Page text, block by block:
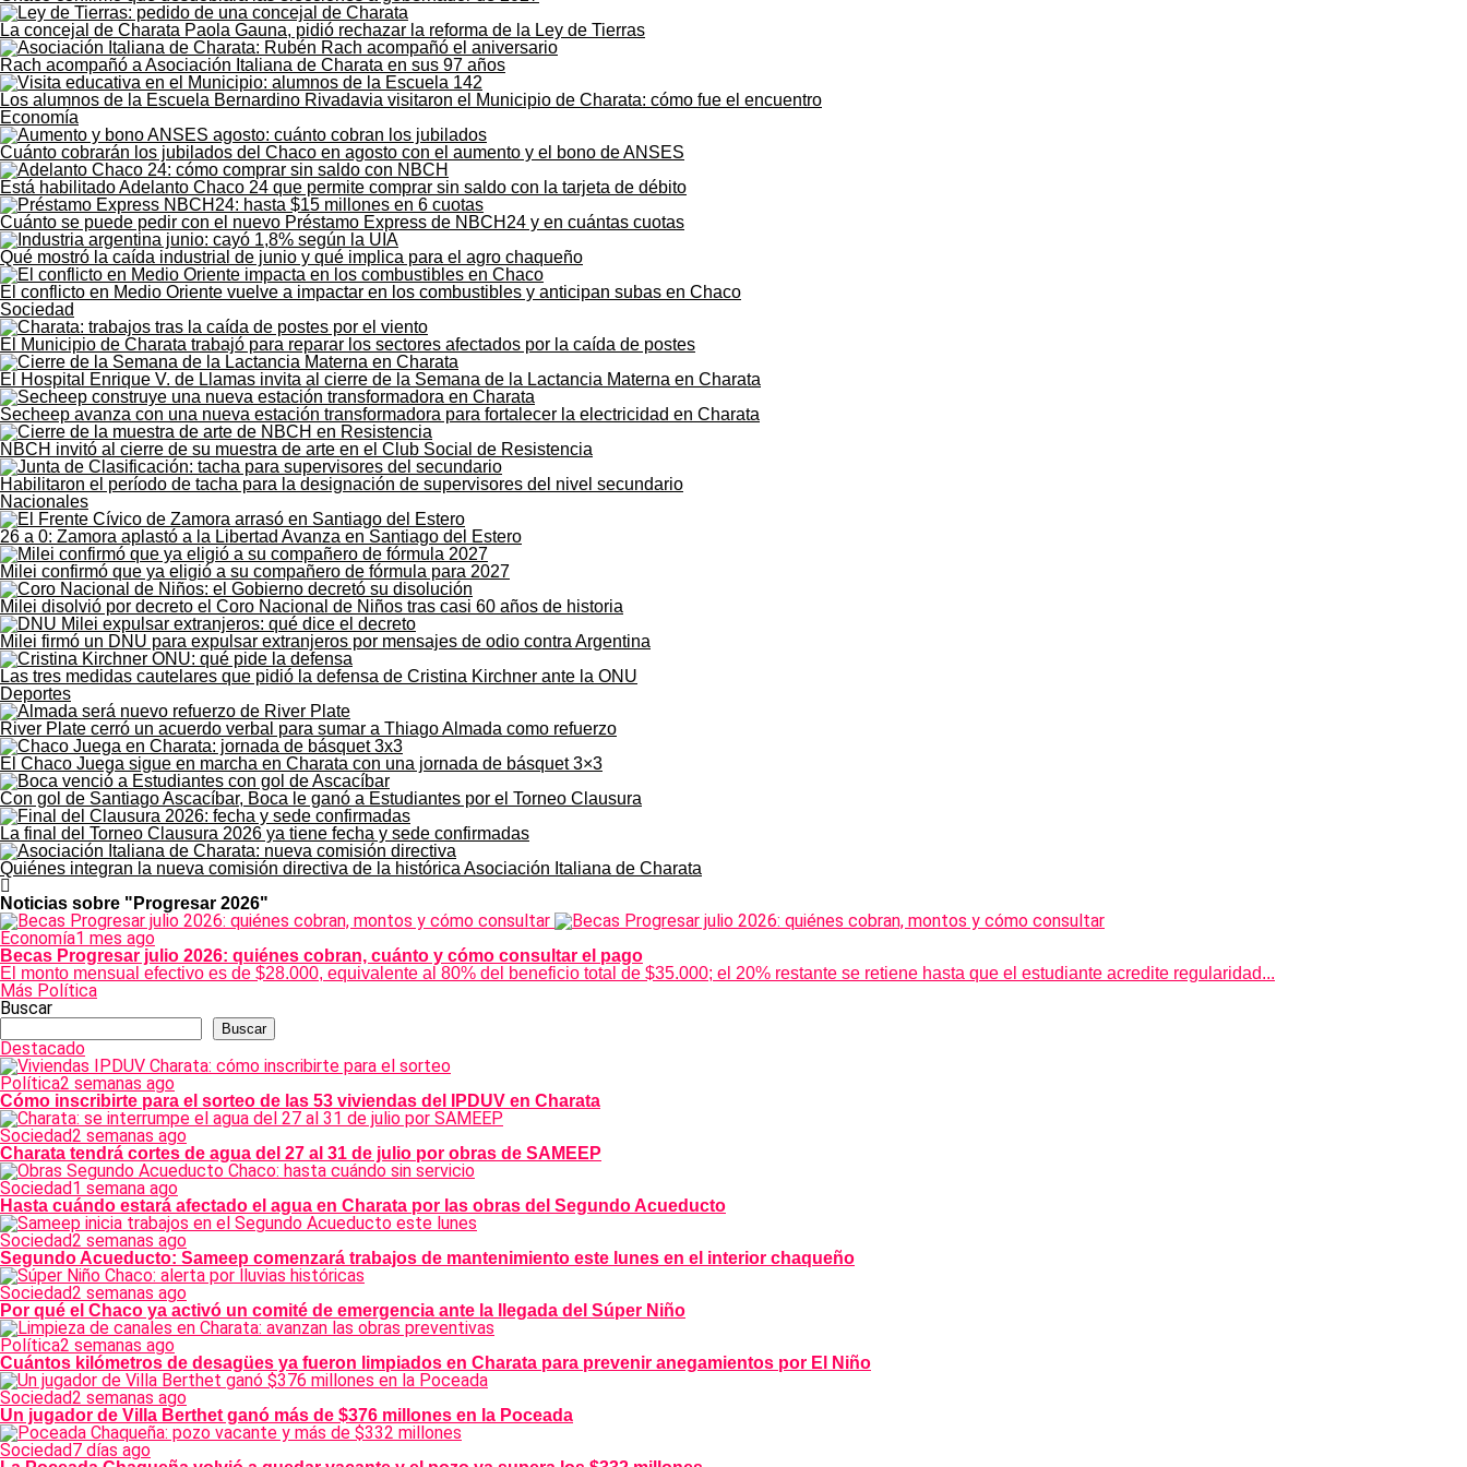
La concejal de Charata Paola Gauna, pidió rechazar la reforma de la Ley de Tierras
Rach acompañó a Asociación Italiana de Charata en sus 97 años
Los alumnos de la Escuela Bernardino Rivadavia visitaron el Municipio de Charata: cómo fue el encuentro
Economía
Cuánto cobrarán los jubilados del Chaco en agosto con el aumento y el bono de ANSES
Está habilitado Adelanto Chaco 24 que permite comprar sin saldo con la tarjeta de débito
Cuánto se puede pedir con el nuevo Préstamo Express de NBCH24 y en cuántas cuotas
Qué mostró la caída industrial de junio y qué implica para el agro chaqueño
El conflicto en Medio Oriente vuelve a impactar en los combustibles y anticipan subas en Chaco
Sociedad
El Municipio de Charata trabajó para reparar los sectores afectados por la caída de postes
El Hospital Enrique V. de Llamas invita al cierre de la Semana de la Lactancia Materna en Charata
Secheep avanza con una nueva estación transformadora para fortalecer la electricidad en Charata
NBCH invitó al cierre de su muestra de arte en el Club Social de Resistencia
Habilitaron el período de tacha para la designación de supervisores del nivel secundario
Nacionales
26 a 0: Zamora aplastó a la Libertad Avanza en Santiago del Estero
Milei confirmó que ya eligió a su compañero de fórmula para 2027
Milei disolvió por decreto el Coro Nacional de Niños tras casi 60 años de historia
Milei firmó un DNU para expulsar extranjeros por mensajes de odio contra Argentina
Las tres medidas cautelares que pidió la defensa de Cristina Kirchner ante la ONU
Deportes
River Plate cerró un acuerdo verbal para sumar a Thiago Almada como refuerzo
El Chaco Juega sigue en marcha en Charata con una jornada de básquet 3×3
Con gol de Santiago Ascacíbar, Boca le ganó a Estudiantes por el Torneo Clausura
La final del Torneo Clausura 2026 ya tiene fecha y sede confirmadas
Quiénes integran la nueva comisión directiva de la histórica Asociación Italiana de Charata
Noticias sobre "Progresar 2026"
Economía1 mes ago
Becas Progresar julio 2026: quiénes cobran, cuánto y cómo consultar el pago
El monto mensual efectivo es de $28.000, equivalente al 80% del beneficio total de $35.000; el 20% restante se retiene hasta que el estudiante acredite regularidad...
Más Política
Buscar
Buscar
Destacado
Política2 semanas ago
Cómo inscribirte para el sorteo de las 53 viviendas del IPDUV en Charata
Sociedad2 semanas ago
Charata tendrá cortes de agua del 27 al 31 de julio por obras de SAMEEP
Sociedad1 semana ago
Hasta cuándo estará afectado el agua en Charata por las obras del Segundo Acueducto
Sociedad2 semanas ago
Segundo Acueducto: Sameep comenzará trabajos de mantenimiento este lunes en el interior chaqueño
Sociedad2 semanas ago
Por qué el Chaco ya activó un comité de emergencia ante la llegada del Súper Niño
Política2 semanas ago
Cuántos kilómetros de desagües ya fueron limpiados en Charata para prevenir anegamientos por El Niño
Sociedad2 semanas ago
Un jugador de Villa Berthet ganó más de $376 millones en la Poceada
Sociedad7 días ago